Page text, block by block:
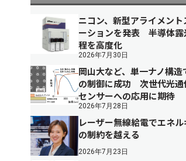
ニコン、新型アライメント
ーションを発表 半導体露
程を高度化
2026年7月30日
岡山大など、単一ナノ構造
の制御に成功 次世代光通
センサーへの応用に期待
2026年7月28日
レーザー無線給電でエネル
の制約を越える
2026年7月23日